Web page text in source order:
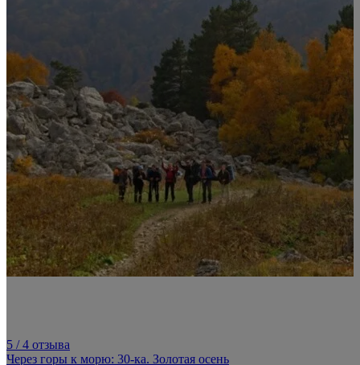
5 / 4 отзыва
Через горы к морю: 30-ка. Золотая осень